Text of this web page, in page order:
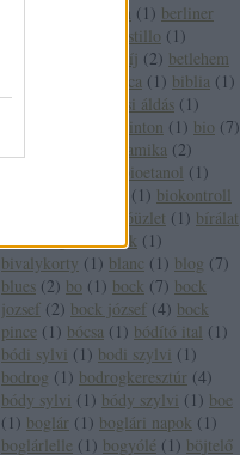
berlin ( 1 ) berliner
bestillo ( 1 )
betétdíj (2) betlehem
bianca ( 1 ) biblia ( 1 )
bíboros
bíborosi áldás ( 1 )
bill clinton ( 1 ) bio (7)
biodinamika (2)
bioetanol ( 1 )
( 1 ) biokontroll
bióüzlet ( 1 ) bírálat
(1) bírság (2) birtok ( 1 )
bivalykorty ( 1 ) blanc ( 1 ) blog (7)
blues (2) bo ( 1 ) bock (7) bock
jozsef (2) bock józsef (4) bock
pince ( 1 ) bócsa ( 1 ) bódító ital ( 1 )
bódi sylvi ( 1 ) bodi szylvi ( 1 )
bodrog ( 1 ) bodrogkeresztúr (4)
bódy sylvi ( 1 ) bódy szylvi ( 1 ) boe
( 1 ) boglár ( 1 ) boglári napok ( 1 )
boglárlelle ( 1 ) bogyólé ( 1 ) böjtelő